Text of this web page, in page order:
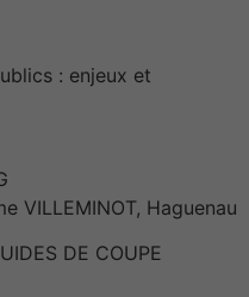
: enjeux et
VILLEMINOT, Haguenau
DE COUPE